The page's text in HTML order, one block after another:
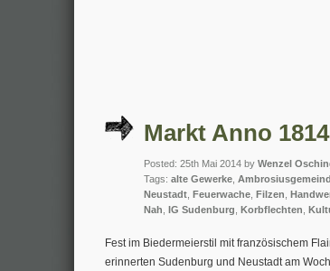
Markt Anno 1814
Posted: 25th Mai 2014 by Wenzel
Tags: alte Gewerke
Neustadt Feuerwache Filzen
Nah IG Sudenburg Korbflechten
Fest im Biedermeierstil mit französischem
erinnerten Sudenburg und Neustadt am